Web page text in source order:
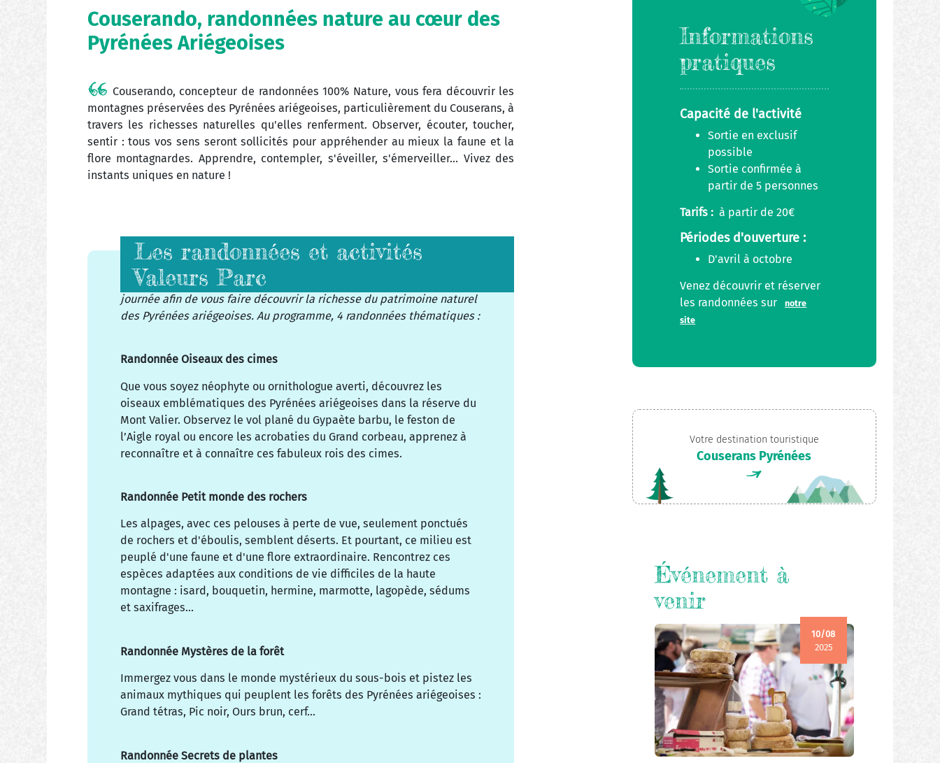
Couserando, randonnées nature au cœur des
Pyrénées Ariégeoises
Couserando, concepteur de randonnées 100% Nature, vous fera découvrir les
montagnes préservées des Pyrénées ariégeoises, particulièrement du Couserans, à
travers les richesses naturelles qu'elles renferment. Observer, écouter, toucher,
sentir : tous vos sens seront sollicités pour appréhender au mieux la faune et la
flore montagnardes. Apprendre, contempler, s'éveiller, s'émerveiller… Vivez des
instants uniques en nature !
Les randonnées et activités
Valeurs Parc
Doriane, naturaliste passionnée, vous accompagne en randonnée à la
journée afin de vous faire découvrir la richesse du patrimoine naturel
des Pyrénées ariégeoises. Au programme, 4 randonnées thématiques :
Randonnée Oiseaux des cimes
Que vous soyez néophyte ou ornithologue averti, découvrez les
oiseaux emblématiques des Pyrénées ariégeoises dans la réserve du
Mont Valier. Observez le vol plané du Gypaète barbu, le feston de
l’Aigle royal ou encore les acrobaties du Grand corbeau, apprenez à
reconnaître et à connaître ces fabuleux rois des cimes.
Randonnée Petit monde des rochers
Les alpages, avec ces pelouses à perte de vue, seulement ponctués
de rochers et d'éboulis, semblent déserts. Et pourtant, ce milieu est
peuplé d'une faune et d'une flore extraordinaire. Rencontrez ces
espèces adaptées aux conditions de vie difficiles de la haute
montagne : isard, bouquetin, hermine, marmotte, lagopède, sédums
et saxifrages…
Randonnée Mystères de la forêt
Immergez vous dans le monde mystérieux du sous-bois et pistez les
animaux mythiques qui peuplent les forêts des Pyrénées ariégeoises :
Grand tétras, Pic noir, Ours brun, cerf...
Randonnée Secrets de plantes
Informations
pratiques
Capacité de l'activité
Sortie en exclusif
possible
Sortie confirmée à
partir de 5 personnes
Tarifs :à partir de 20€
Périodes d'ouverture :
D'avril à octobre
Venez découvrir et réserver
les randonnées sur
notre
site
Votre destination touristique
Couserans Pyrénées
Événement à
venir
10/08
2025